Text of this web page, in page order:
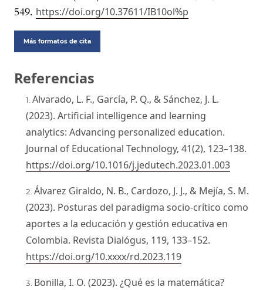
549. https://doi.org/10.37611/IB10ol%p
Más formatos de cita
Referencias
Alvarado, L. F., García, P. Q., & Sánchez, J. L.
(2023). Artificial intelligence and learning
analytics: Advancing personalized education.
Journal of Educational Technology, 41(2), 123–138.
https://doi.org/10.1016/j.jedutech.2023.01.003
Álvarez Giraldo, N. B., Cardozo, J. J., & Mejía, S. M.
(2023). Posturas del paradigma socio-crítico como
aportes a la educación y gestión educativa en
Colombia. Revista Dialógus, 119, 133–152.
https://doi.org/10.xxxx/rd.2023.119
Bonilla, I. O. (2023). ¿Qué es la matemática?